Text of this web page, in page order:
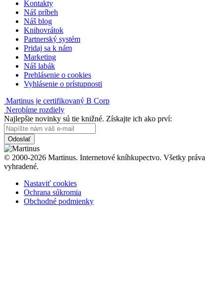
Kontakty
Náš príbeh
Náš blog
Knihovrátok
Partnerský systém
Pridaj sa k nám
Marketing
Náš labák
Prehlásenie o cookies
Vyhlásenie o prístupnosti
Martinus je certifikovaný B Corp
Nerobíme rozdiely
Najlepšie novinky sú tie knižné. Získajte ich ako prví:
Odoslať
© 2000-2026 Martinus. Internetové kníhkupectvo. Všetky práva
vyhradené.
Nastaviť cookies
Ochrana súkromia
Obchodné podmienky